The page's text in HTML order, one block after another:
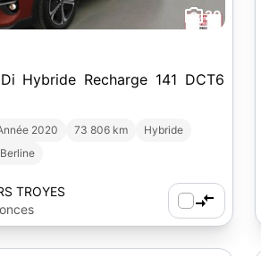
20
Hybride Recharge 141 DCT6
2020 73 806 km
Hybride
Berline
TROYES